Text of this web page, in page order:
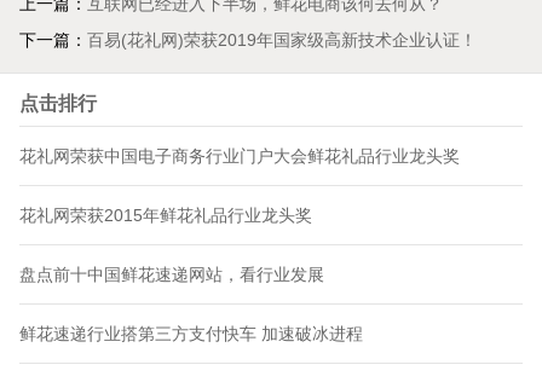
下一篇： 百易(花礼网)荣获2019年国家级高新技术企业认证！
点击排行
花礼网荣获中国电子商务行业门户大会鲜花礼品行业龙头奖
花礼网荣获2015年鲜花礼品行业龙头奖
盘点前十中国鲜花速递网站，看行业发展
鲜花速递行业搭第三方支付快车 加速破冰进程